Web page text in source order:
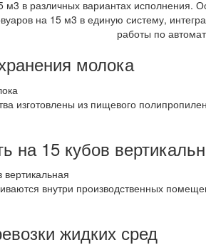
м3 в различных вариантах
на 15 м3 в единую систему,
работы по
молока
изготовлены из пищевого
на 15 кубов
внутри производственных
жидких сред